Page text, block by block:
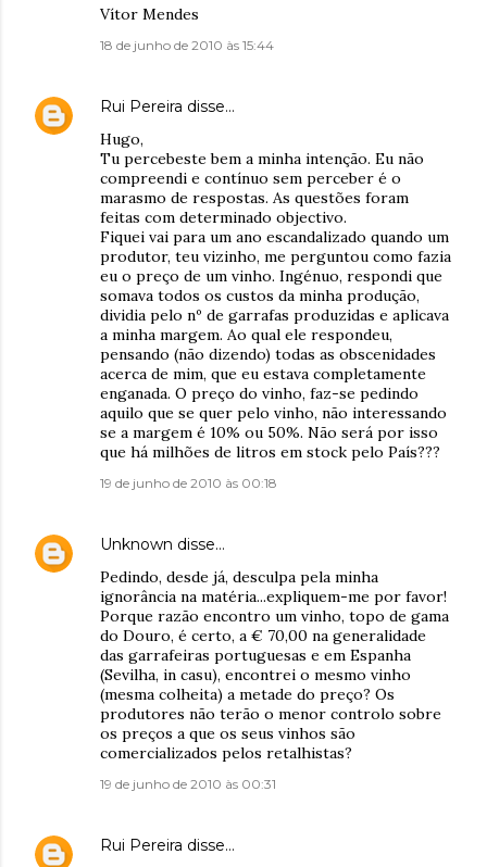
Vítor Mendes
18 de junho de 2010 às 15:44
Rui Pereira disse…
Hugo,
Tu percebeste bem a minha intenção. Eu não
compreendi e contínuo sem perceber é o
marasmo de respostas. As questões foram
feitas com determinado objectivo.
Fiquei vai para um ano escandalizado quando um
produtor, teu vizinho, me perguntou como fazia
eu o preço de um vinho. Ingénuo, respondi que
somava todos os custos da minha produção,
dividia pelo nº de garrafas produzidas e aplicava
a minha margem. Ao qual ele respondeu,
pensando (não dizendo) todas as obscenidades
acerca de mim, que eu estava completamente
enganada. O preço do vinho, faz-se pedindo
aquilo que se quer pelo vinho, não interessando
se a margem é 10% ou 50%. Não será por isso
que há milhões de litros em stock pelo País???
19 de junho de 2010 às 00:18
Unknown disse…
Pedindo, desde já, desculpa pela minha
ignorância na matéria...expliquem-me por favor!
Porque razão encontro um vinho, topo de gama
do Douro, é certo, a € 70,00 na generalidade
das garrafeiras portuguesas e em Espanha
(Sevilha, in casu), encontrei o mesmo vinho
(mesma colheita) a metade do preço? Os
produtores não terão o menor controlo sobre
os preços a que os seus vinhos são
comercializados pelos retalhistas?
19 de junho de 2010 às 00:31
Rui Pereira disse…